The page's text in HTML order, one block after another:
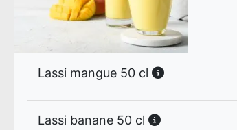
Lassi mangue 50 cl
Lassi banane 50 cl